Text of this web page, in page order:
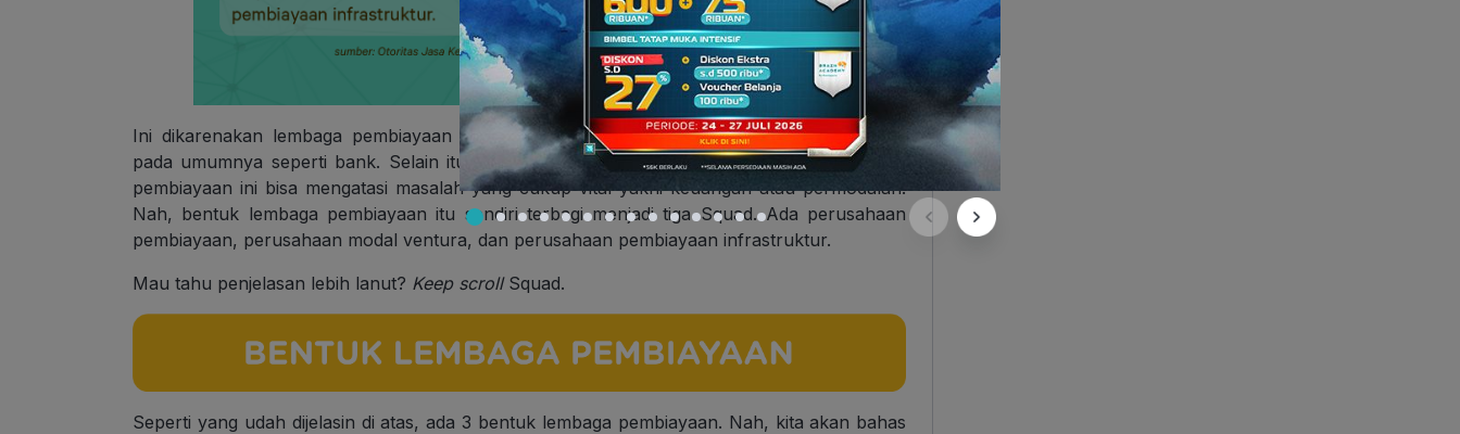
Ini dikarenakan lembaga pembiayaan menjadi alternatif dari lembaga keuangan yang ada
pada umumnya seperti bank. Selain itu, masyarakat bisa menaruh harapan kalau lembaga
pembiayaan ini bisa mengatasi masalah yang cukup vital yakni keuangan atau permodalan.
Nah, bentuk lembaga pembiayaan itu sendiri terbagi menjadi tiga Squad. Ada perusahaan
pembiayaan, perusahaan modal ventura, dan perusahaan pembiayaan infrastruktur.
Mau tahu penjelasan lebih lanut? Keep scrollSquad.
Seperti yang udah dijelasin di atas, ada 3 bentuk lembaga pembiayaan. Nah, kita akan bahas